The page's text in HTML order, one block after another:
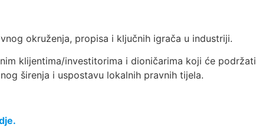
okruženja, propisa i ključnih igrača u industriji.
klijentima/investitorima i dioničarima koji će podržati
širenja i uspostavu lokalnih pravnih tijela.